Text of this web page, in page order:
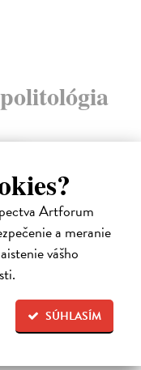
Artforum
a meranie
vášho
SÚHLASÍM